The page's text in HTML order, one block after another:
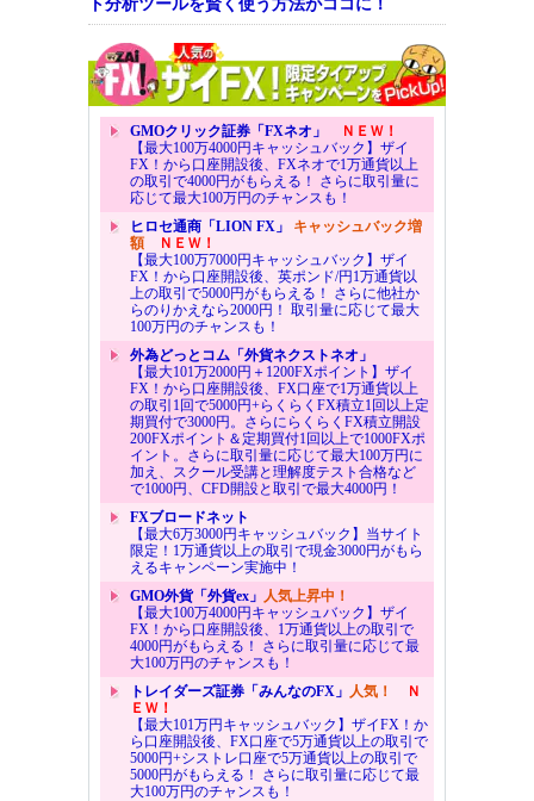
ト分析ツールを賢く使う方法がココに！
GMOクリック証券「FXネオ」
ＮＥＷ！
【最大100万4000円キャッシュバック】ザイ
FX！から口座開設後、FXネオで1万通貨以上
の取引で4000円がもらえる！ さらに取引量に
応じて最大100万円のチャンスも！
ヒロセ通商「LION FX」 キャッシュバック増
額ＮＥＷ！
【最大100万7000円キャッシュバック】ザイ
FX！から口座開設後、英ポンド/円1万通貨以
上の取引で5000円がもらえる！ さらに他社か
らのりかえなら2000円！ 取引量に応じて最大
100万円のチャンスも！
外為どっとコム「外貨ネクストネオ」
【最大101万2000円＋1200FXポイント】ザイ
FX！から口座開設後、FX口座で1万通貨以上
の取引1回で5000円+らくらくFX積立1回以上定
期買付で3000円。さらにらくらくFX積立開設
200FXポイント＆定期買付1回以上で1000FXポ
イント。さらに取引量に応じて最大100万円に
加え、スクール受講と理解度テスト合格など
で1000円、CFD開設と取引で最大4000円！
FXブロードネット
【最大6万3000円キャッシュバック】当サイト
限定！1万通貨以上の取引で現金3000円がもら
えるキャンペーン実施中！
GMO外貨「外貨ex」 人気上昇中！
【最大100万4000円キャッシュバック】ザイ
FX！から口座開設後、1万通貨以上の取引で
4000円がもらえる！ さらに取引量に応じて最
大100万円のチャンスも！
トレイダーズ証券「みんなのFX」 人気！
Ｎ
ＥＷ！
【最大101万円キャッシュバック】ザイFX！か
ら口座開設後、FX口座で5万通貨以上の取引で
5000円+シストレ口座で5万通貨以上の取引で
5000円がもらえる！ さらに取引量に応じて最
大100万円のチャンスも！